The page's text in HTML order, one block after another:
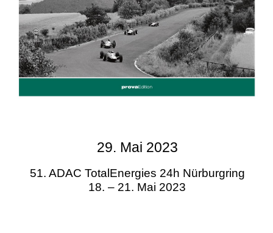
29. Mai 2023
51. ADAC TotalEnergies 24h Nürburgring
18. – 21. Mai 2023